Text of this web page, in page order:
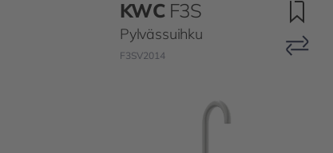
KWC F3S
Pylvässuihku
F3SV2014